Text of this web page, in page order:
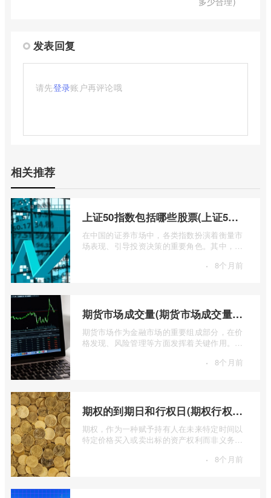
发表回复
请先登录账户再评论哦
相关推荐
上证50指数包括哪些股票(上证50指数包含哪些股票)
在中国的证券市场中，各类指数扮演着衡量市
场表现、引导投资决策的重要角色。其中，上
· 8个月前
期货市场成交量(期货市场成交量萎缩)
期货市场作为金融市场的重要组成部分，在价
格发现、风险管理等方面发挥着关键作用。近
· 8个月前
期权的到期日和行权日(期权行权日到期虚值期权都将清零)
期权，作为一种赋予持有人在未来特定时间以
特定价格买入或卖出标的资产权利而非义务的
· 8个月前